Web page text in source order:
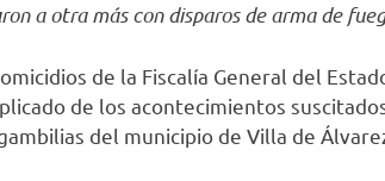
a otra más con disparos de arma de
de la Fiscalía General del
de los acontecimientos
del municipio de Villa de